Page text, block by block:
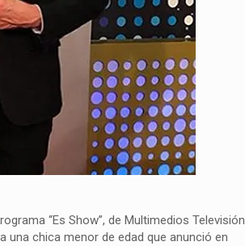
“Es Show”, de Multimedios Televisión
chica menor de edad que anunció en